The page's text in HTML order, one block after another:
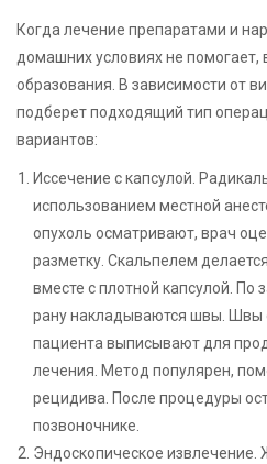
Когда лечение препаратами и
домашних условиях не помогает,
образования. В зависимости от
подберет подходящий тип
вариантов:
Иссечение с капсулой.
использованием местной
опухоль осматривают, врач
разметку. Скальпелем
вместе с плотной капсулой. По
рану накладываются швы. Швы
пациента выписывают для
лечения. Метод популярен,
рецидива. После процедуры
позвоночнике.
Эндоскопическое извлечение.